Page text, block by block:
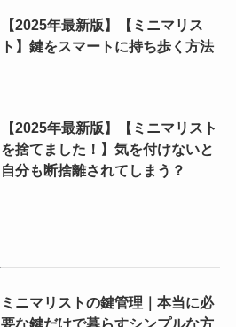
【2025年最新版】【ミニマリス
ト】鍵をスマートに持ち歩く方法
【2025年最新版】【ミニマリスト
を捨てました！】気を付けないと
自分も断捨離されてしまう？
ミニマリストの鍵管理｜本当に必
要な鍵だけで暮らすシンプルな方